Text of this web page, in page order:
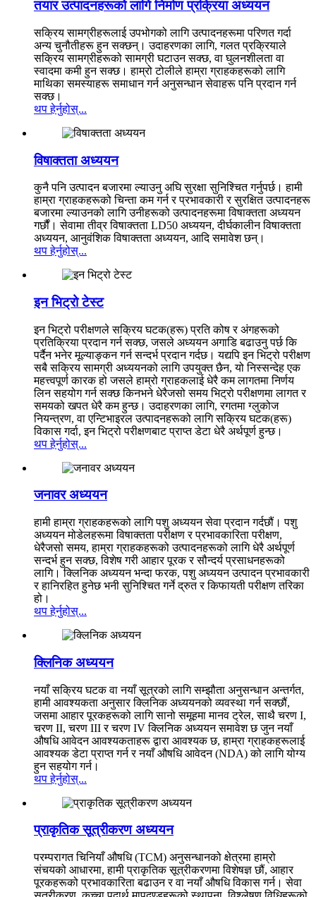
तयार उत्पादनहरूको लागि निर्माण प्रक्रिया अध्ययन
सक्रिय सामग्रीहरूलाई उपभोगको लागि उत्पादनहरूमा परिणत गर्दा
अन्य चुनौतीहरू हुन सक्छन्। उदाहरणका लागि, गलत प्रक्रियाले
सक्रिय सामग्रीहरूको सामग्री घटाउन सक्छ, वा घुलनशीलता वा
स्वादमा कमी हुन सक्छ। हाम्रो टोलीले हाम्रा ग्राहकहरूको लागि
माथिका समस्याहरू समाधान गर्न अनुसन्धान सेवाहरू पनि प्रदान गर्न
सक्छ।
थप हेर्नुहोस्...
विषाक्तता अध्ययन
कुनै पनि उत्पादन बजारमा ल्याउनु अघि सुरक्षा सुनिश्चित गर्नुपर्छ। हामी
हाम्रा ग्राहकहरूको चिन्ता कम गर्न र प्रभावकारी र सुरक्षित उत्पादनहरू
बजारमा ल्याउनको लागि उनीहरूको उत्पादनहरूमा विषाक्तता अध्ययन
गर्छौं। सेवामा तीव्र विषाक्तता LD50 अध्ययन, दीर्घकालीन विषाक्तता
अध्ययन, आनुवंशिक विषाक्तता अध्ययन, आदि समावेश छन्।
थप हेर्नुहोस्...
इन भिट्रो टेस्ट
इन भिट्रो परीक्षणले सक्रिय घटक(हरू) प्रति कोष र अंगहरूको
प्रतिक्रिया प्रदान गर्न सक्छ, जसले अध्ययन अगाडि बढाउनु पर्छ कि
पर्दैन भनेर मूल्याङ्कन गर्न सन्दर्भ प्रदान गर्दछ। यद्यपि इन भिट्रो परीक्षण
सबै सक्रिय सामग्री अध्ययनको लागि उपयुक्त छैन, यो निस्सन्देह एक
महत्त्वपूर्ण कारक हो जसले हाम्रो ग्राहकलाई धेरै कम लागतमा निर्णय
लिन सहयोग गर्न सक्छ किनभने धेरैजसो समय भिट्रो परीक्षणमा लागत र
समयको खपत धेरै कम हुन्छ। उदाहरणका लागि, रगतमा ग्लुकोज
नियन्त्रण, वा एन्टिभाइरल उत्पादनहरूको लागि सक्रिय घटक(हरू)
विकास गर्दा, इन भिट्रो परीक्षणबाट प्राप्त डेटा धेरै अर्थपूर्ण हुन्छ।
थप हेर्नुहोस्...
जनावर अध्ययन
हामी हाम्रा ग्राहकहरूको लागि पशु अध्ययन सेवा प्रदान गर्दछौं। पशु
अध्ययन मोडेलहरूमा विषाक्तता परीक्षण र प्रभावकारिता परीक्षण,
धेरैजसो समय, हाम्रा ग्राहकहरूको उत्पादनहरूको लागि धेरै अर्थपूर्ण
सन्दर्भ हुन सक्छ, विशेष गरी आहार पूरक र सौन्दर्य प्रसाधनहरूको
लागि। क्लिनिक अध्ययन भन्दा फरक, पशु अध्ययन उत्पादन प्रभावकारी
र हानिरहित हुनेछ भनी सुनिश्चित गर्ने द्रुत र किफायती परीक्षण तरिका
हो।
थप हेर्नुहोस्...
क्लिनिक अध्ययन
नयाँ सक्रिय घटक वा नयाँ सूत्रको लागि सम्झौता अनुसन्धान अन्तर्गत,
हामी आवश्यकता अनुसार क्लिनिक अध्ययनको व्यवस्था गर्न सक्छौं,
जसमा आहार पूरकहरूको लागि सानो समूहमा मानव ट्रेल, साथै चरण I,
चरण II, चरण III र चरण IV क्लिनिक अध्ययन समावेश छ जुन नयाँ
औषधि आवेदन आवश्यकताहरू द्वारा आवश्यक छ, हाम्रा ग्राहकहरूलाई
आवश्यक डेटा प्राप्त गर्न र नयाँ औषधि आवेदन (NDA) को लागि योग्य
हुन सहयोग गर्न।
थप हेर्नुहोस्...
प्राकृतिक सूत्रीकरण अध्ययन
परम्परागत चिनियाँ औषधि (TCM) अनुसन्धानको क्षेत्रमा हाम्रो
संचयको आधारमा, हामी प्राकृतिक सूत्रीकरणमा विशेषज्ञ छौं, आहार
पूरकहरूको प्रभावकारिता बढाउन र वा नयाँ औषधि विकास गर्न। सेवा